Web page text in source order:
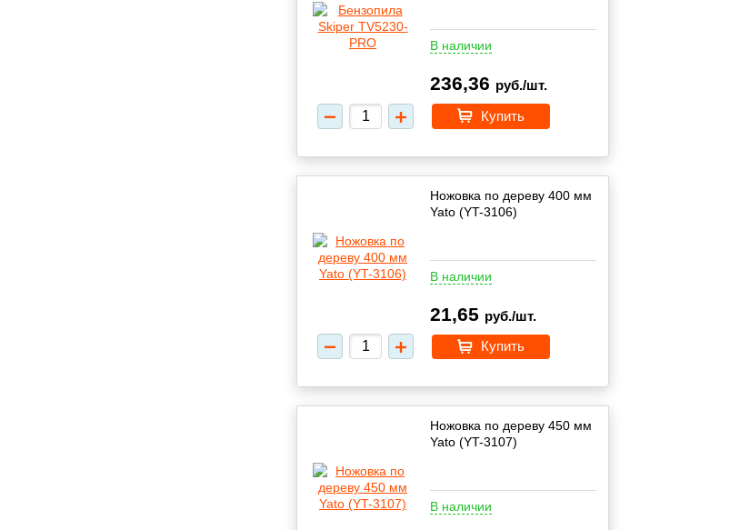
В наличии
236,36 руб./шт.
Купить
Ножовка по дереву 400 мм
Yato (YT-3106)
В наличии
21,65 руб./шт.
Купить
Ножовка по дереву 450 мм
Yato (YT-3107)
В наличии